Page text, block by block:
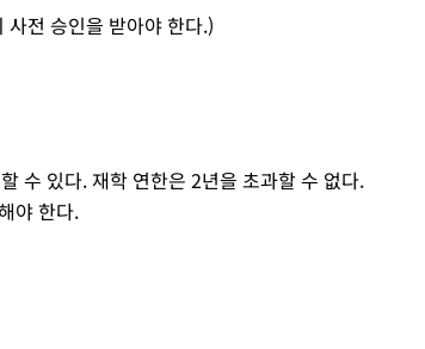
전 승인을 받아야 한다.)
수 있다. 재학 연한은 2년을 초과할 수 없다.
야 한다.